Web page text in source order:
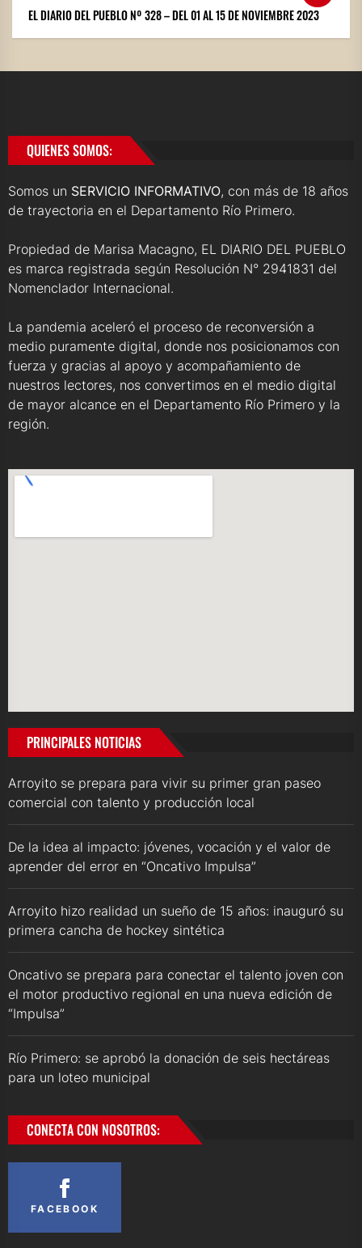
EL DIARIO DEL PUEBLO Nº 328 – DEL 01 AL 15 DE NOVIEMBRE 2023
QUIENES SOMOS:
Somos un SERVICIO INFORMATIVO, con más de 18 años
de trayectoria en el Departamento Río Primero.
Propiedad de Marisa Macagno, EL DIARIO DEL PUEBLO
es marca registrada según Resolución N° 2941831 del
Nomenclador Internacional.
La pandemia aceleró el proceso de reconversión a
medio puramente digital, donde nos posicionamos con
fuerza y gracias al apoyo y acompañamiento de
nuestros lectores, nos convertimos en el medio digital
de mayor alcance en el Departamento Río Primero y la
región.
PRINCIPALES NOTICIAS
Arroyito se prepara para vivir su primer gran paseo
comercial con talento y producción local
De la idea al impacto: jóvenes, vocación y el valor de
aprender del error en “Oncativo Impulsa”
Arroyito hizo realidad un sueño de 15 años: inauguró su
primera cancha de hockey sintética
Oncativo se prepara para conectar el talento joven con
el motor productivo regional en una nueva edición de
“Impulsa”
Río Primero: se aprobó la donación de seis hectáreas
para un loteo municipal
CONECTA CON NOSOTROS:
FACEBOOK